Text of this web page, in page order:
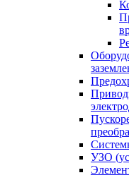
УЗО